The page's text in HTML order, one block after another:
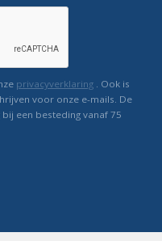
privacyverklaring . Ook is
voor onze e-mails. De
een besteding vanaf 75